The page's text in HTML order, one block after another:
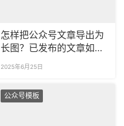
怎样把公众号文章导出为
长图？已发布的文章如何
2025年6月25日
公众号模板